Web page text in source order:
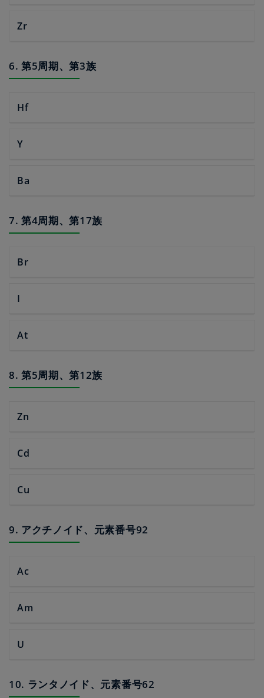
Zr
6. 第5周期、第3族
Hf
Y
Ba
7. 第4周期、第17族
Br
I
At
8. 第5周期、第12族
Zn
Cd
Cu
9. アクチノイド、元素番号92
Ac
Am
U
10. ランタノイド、元素番号62